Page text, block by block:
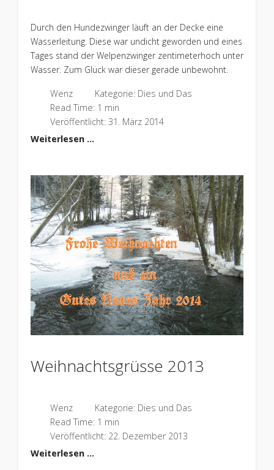
Durch den Hundezwinger läuft an der Decke eine
Wasserleitung. Diese war undicht geworden und eines
Tages stand der Welpenzwinger zentimeterhoch unter
Wasser. Zum Glück war dieser gerade unbewohnt.
Wenz Kategorie: Dies und Das
Read Time: 1 min
Veröffentlicht: 31. März 2014
Weiterlesen …
Weihnachtsgrüsse 2013
Wenz Kategorie: Dies und Das
Read Time: 1 min
Veröffentlicht: 22. Dezember 2013
Weiterlesen …